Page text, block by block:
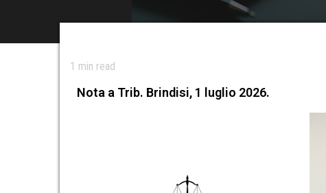
1 min read
Nota a Trib. Brindisi, 1 luglio 2026.